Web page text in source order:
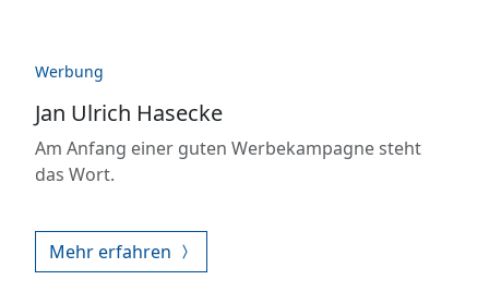
Werbung
Jan Ulrich Hasecke
Am Anfang einer guten Werbekampagne steht
das Wort.
Mehr erfahren